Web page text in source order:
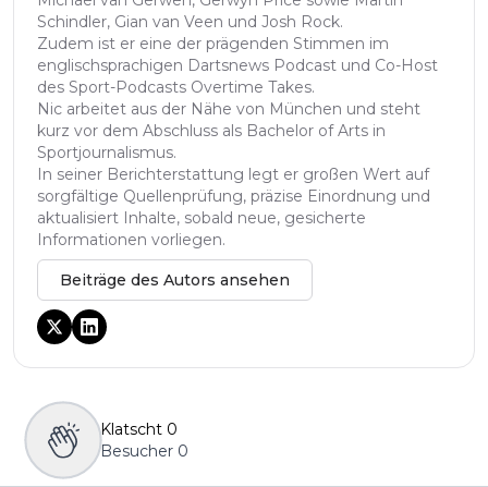
Schindler, Gian van Veen und Josh Rock.
Zudem ist er eine der prägenden Stimmen im
englischsprachigen Dartsnews Podcast und Co-Host
des Sport-Podcasts Overtime Takes.
Nic arbeitet aus der Nähe von München und steht
kurz vor dem Abschluss als Bachelor of Arts in
Sportjournalismus.
In seiner Berichterstattung legt er großen Wert auf
sorgfältige Quellenprüfung, präzise Einordnung und
aktualisiert Inhalte, sobald neue, gesicherte
Informationen vorliegen.
Beiträge des Autors ansehen
Klatscht 0
Besucher 0